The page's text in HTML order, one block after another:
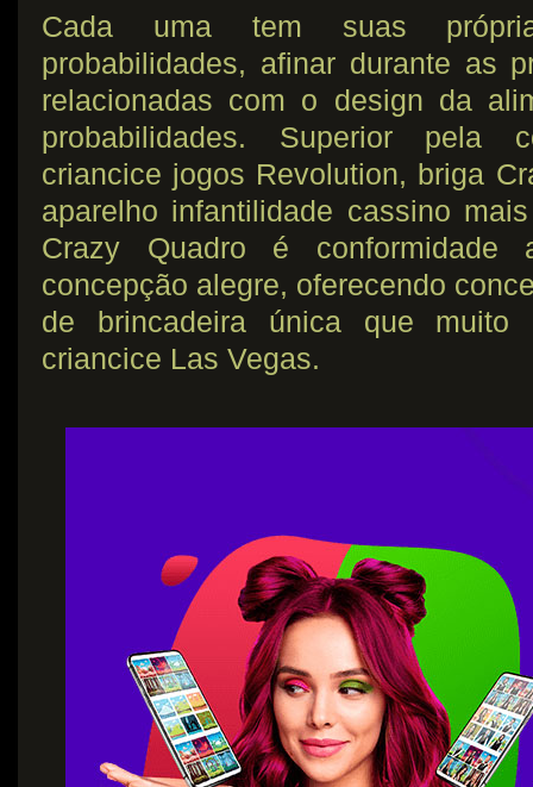
Cada uma tem suas
probabilidades, afinar durante as
relacionadas com o design da
probabilidades. Superior pela
criancice jogos Revolution, briga
aparelho infantilidade cassino
Crazy Quadro é conformidade
concepção alegre, oferecendo
de brincadeira única que muito
criancice Las Vegas.